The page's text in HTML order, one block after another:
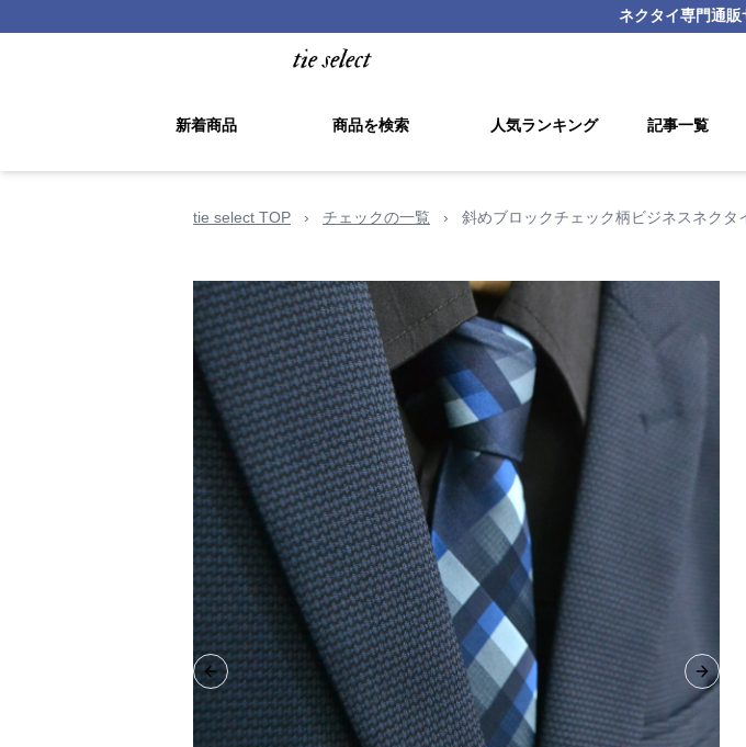
ネクタイ専門通販
新着商品 商品を検索 人気ランキング 記事一覧
tie select TOP › チェックの一覧 › 斜めブロックチェック柄ビジネスネクタ
Previous slide Next